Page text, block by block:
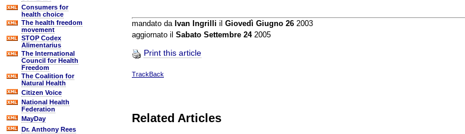
Consumers for
health choice
The health freedom
movement
STOP Codex
Alimentarius
The International
Council for Health
Freedom
The Coalition for
Natural Health
Citizen Voice
National Health
Federation
MayDay
Dr. Anthony Rees
mandato da Ivan Ingrilli il Giovedì Giugno 26 2003
aggiornato il Sabato Settembre 242005
Print this article
TrackBack
Related Articles